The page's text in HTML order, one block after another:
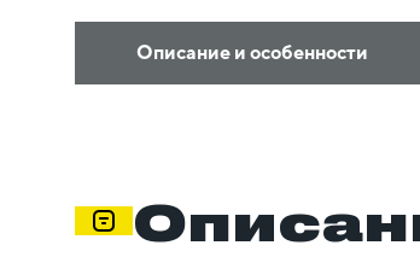
Описание и особенности